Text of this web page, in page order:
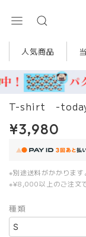
人気商品
T-shirt -
¥3,980
※別途送料がかかります
※¥8,000以上のご注文
種類